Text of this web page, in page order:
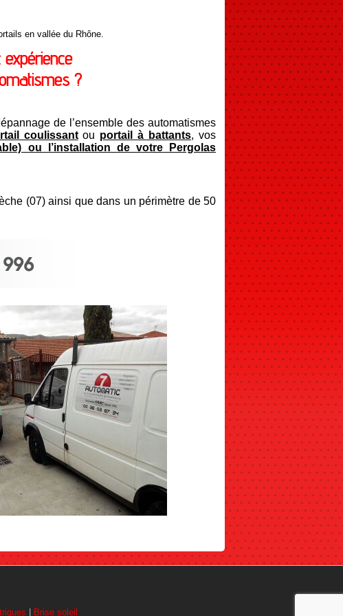
en vallée du Rhône.
?
de l’ensemble des automatismes
coulissantou portail à battants, vos
ou l’installation de votre Pergolas
(07) ainsi que dans un périmètre de 50
Brise soleil